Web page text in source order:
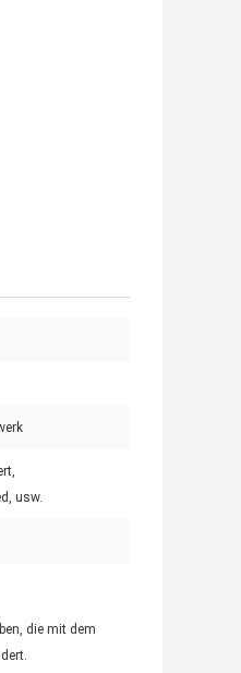
usw.
die mit dem